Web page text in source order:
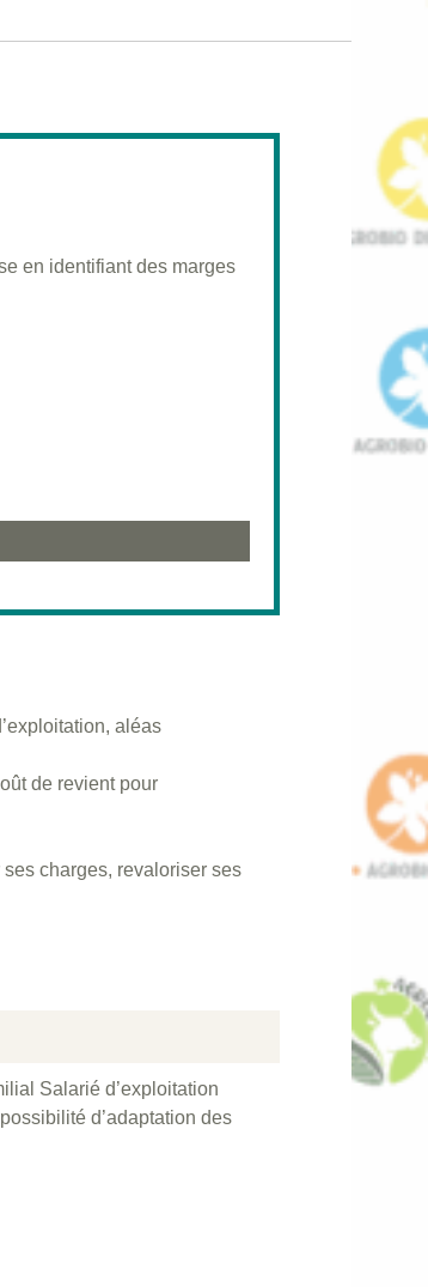
en identifiant des marges
aléas
de revient pour
charges, revaloriser ses
Salarié d’exploitation
d’adaptation des